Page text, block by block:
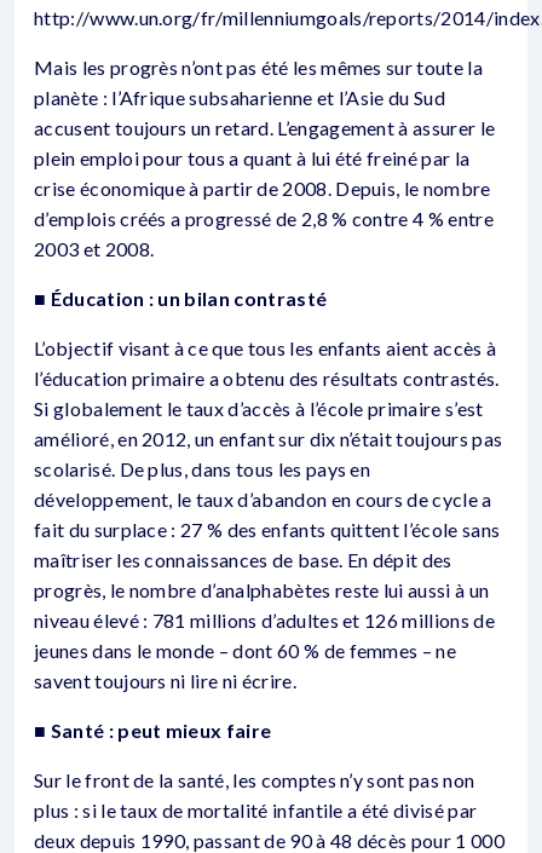
http://www.un.org/fr/millenniumgoals/reports/2014/
Mais les progrès n’ont pas été les mêmes sur toute la
planète : l’Afrique subsaharienne et l’Asie du Sud
accusent toujours un retard. L’engagement à assurer le
plein emploi pour tous a quant à lui été freiné par la
crise économique à partir de 2008. Depuis, le nombre
d’emplois créés a progressé de 2,8 % contre 4 % entre
2003 et 2008.
■ Éducation : un bilan contrasté
L’objectif visant à ce que tous les enfants aient accès à
l’éducation primaire a obtenu des résultats contrastés.
Si globalement le taux d’accès à l’école primaire s’est
amélioré, en 2012, un enfant sur dix n’était toujours pas
scolarisé. De plus, dans tous les pays en
développement, le taux d’abandon en cours de cycle a
fait du surplace : 27 % des enfants quittent l’école sans
maîtriser les connaissances de base. En dépit des
progrès, le nombre d’analphabètes reste lui aussi à un
niveau élevé : 781 millions d’adultes et 126 millions de
jeunes dans le monde – dont 60 % de femmes – ne
savent toujours ni lire ni écrire.
■ Santé : peut mieux faire
Sur le front de la santé, les comptes n’y sont pas non
plus : si le taux de mortalité infantile a été divisé par
deux depuis 1990, passant de 90 à 48 décès pour 1 000